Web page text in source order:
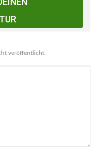
veröffentlicht.